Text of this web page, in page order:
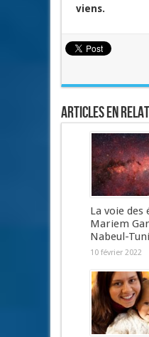
viens.
Articles en
La voie des
Mariem
Nabeul-
10 février 2022